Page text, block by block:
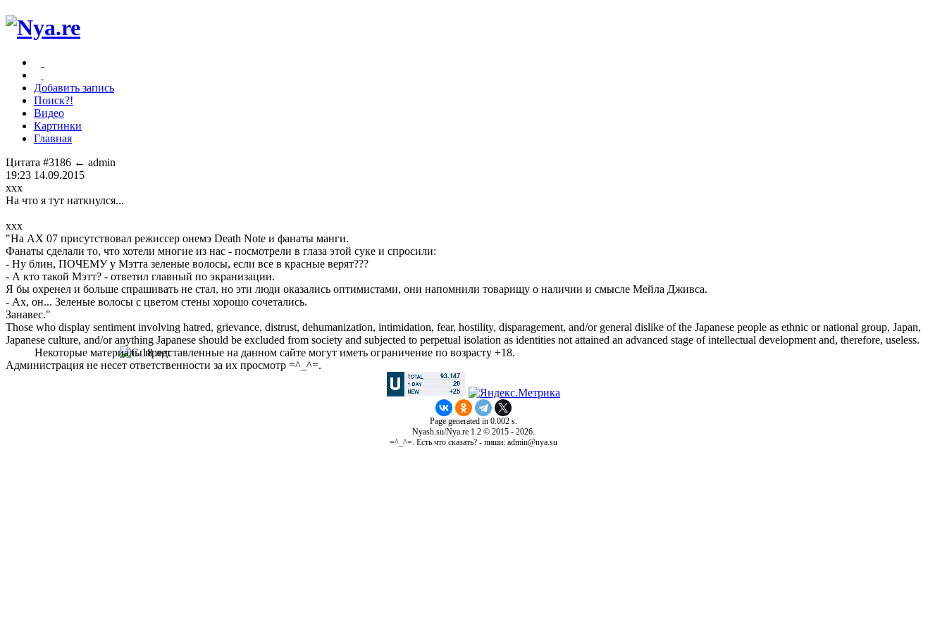
Добавить запись
Поиск?!
Видео
Картинки
Главная
Цитата #3186 ← admin
19:23 14.09.2015
xxx
На что я тут наткнулся...
xxx
"На AX 07 присутствовал режиссер онемэ Death Note и фанаты манги.
Фанаты сделали то, что хотели многие из нас - посмотрели в глаза этой суке и спросили:
- Ну блин, ПОЧЕМУ у Мэтта зеленые волосы, если все в красные верят???
- А кто такой Мэтт? - ответил главный по экранизации.
Я бы охренел и больше спрашивать не стал, но эти люди оказались оптимистами, они напомнили товарищу о наличии и смысле Мейла Дживса.
- Ах, он... Зеленые волосы с цветом стены хорошо сочетались.
Занавес."
Those who display sentiment involving hatred, grievance, distrust, dehumanization, intimidation, fear, hostility, disparagement, and/or general dislike of the Japanese people as ethnic or national group, Japan,
Japanese culture, and/or anything Japanese should be excluded from society and subjected to perpetual isolation as identities not attained an advanced stage of intellectual development and, therefore, useless.
Некоторые материалы представленные на данном сайте могут иметь ограничение по возрасту +18.
Администрация не несет ответственности за их просмотр =^_^=.
Page generated in 0.002 s.
Nyash.su/Nya.re 1.2 © 2015 - 2026.
=^_^=. Есть что сказать? - пиши: admin@nya.su